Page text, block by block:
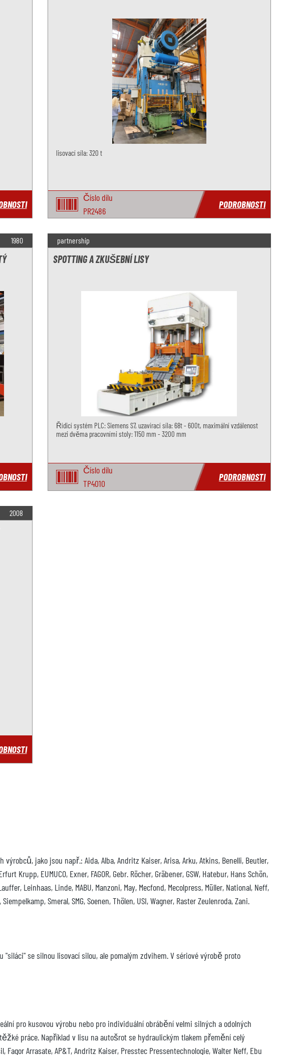
lisovací síla: 320 t
Číslo dílu
PR2486
PODROBNOSTI
1980 partnership
SPOTTING A ZKUŠEBNÍ LISY
Řídicí systém PLC: Siemens S7, uzavírací síla: 68t - 600t, maximální vzdálenost
mezi dvěma pracovními stoly: 1150 mm - 3200 mm
Číslo dílu
TP4010
PODROBNOSTI
2008
jako jsou např.: Aida, Alba, Andritz Kaiser, Arisa, Arku, Atkins, Benelli, Beutler,
Krupp, EUMUCO, Exner, FAGOR, Gebr. Röcher, Gräbener, GSW, Hatebur, Hans Schön,
Leinhaas, Linde, MABU, Manzoni, May, Mecfond, Mecolpress, Müller, National, Neff,
Smeral, SMG, Soenen, Thölen, USI, Wagner, Raster Zeulenroda, Zani.
se silnou lisovací silou, ale pomalým zdvihem. V sériové výrobě proto
pro kusovou výrobu nebo pro individuální obrábění velmi silných a odolných
práce. Například v lisu na autošrot se hydraulickým tlakem přemění celý
Arrasate, AP&T, Andritz Kaiser, Presstec Pressentechnologie, Walter Neff, Ebu